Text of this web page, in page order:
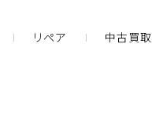
リペア 中古買取